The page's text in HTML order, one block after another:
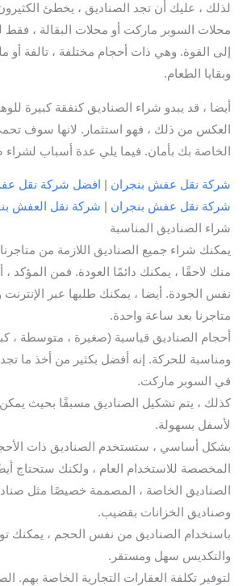
لذلك ، عليك أن تجد الصناديق ، يخطئ
محلات السوبر ماركت أو محلات البقالة ، فقط
إلى القوة. وهي ذات أحجام مختلفة ، تالفة أو
وبقايا الطعام.
أيضا ، قد يبدو شراء الصناديق كنفقة كبيرة
العكس من ذلك ، فهو استثمار. لانها سوف
الخاصة بك بأمان. فيما يلي عدة أسباب لشراء
شركة نقل عفش بنجران افضل شركة نقل
شركة نقل عفش بنجران
شركة نقل العفش
شراء الصناديق المناسبة
يمكنك شراء جميع الصناديق اللازمة من
منك لاحقًا ، يمكنك دائمًا العودة. فمن
نفس الجودة. أيضا ، يمكنك طلبها عبر الإنترنت
متاجرنا بعد ساعة واحدة.
أحجام الصناديق قياسية (صغيرة ، متوسطة ،
ومناسبة للحركة. إنه أفضل بكثير من أخذ ما
في السوبر ماركت.
كذلك ، يتم تشكيل الصناديق مسبقًا بحيث
لأسفل بسهولة.
بشكل أساسي ، ستستخدم الصناديق ذات
المخصصة للاستخدام العام ، ولكنك ستحتاج
الصناديق الخاصة ، المصممة خصيصًا مثل
وصناديق الخزانات بقضيب.
باستخدام الصناديق من نفس الحجم ، يمكنك
والتكديس سهل ومستقر.
لتوفير تكلفة العقارات التجارية الخاصة بهم.